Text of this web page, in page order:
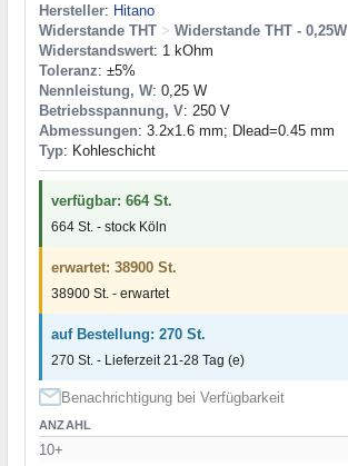
Hersteller: Hitano
Widerstande THT > Widerstande THT - 0,25W
Widerstandswert: 1 kOhm
Toleranz: ±5%
Nennleistung, W: 0,25 W
Betriebsspannung, V: 250 V
Abmessungen: 3.2x1.6 mm; Dlead=0.45 mm
Typ: Kohleschicht
verfügbar: 664 St.
664 St. - stock Köln
erwartet: 38900 St.
38900 St. - erwartet
auf Bestellung: 270 St.
270 St. - Lieferzeit 21-28 Tag (e)
Benachrichtigung bei Verfügbarkeit
ANZAHL
10+